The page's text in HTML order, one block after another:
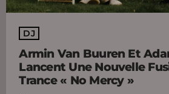
DJ
Armin Van Buuren Et
Lancent Une Nouvelle
Trance « No Mercy »